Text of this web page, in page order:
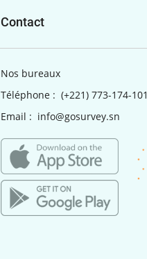
Contact
Nos bureaux
Téléphone : (+221) 773-174-101
Email : info@gosurvey.sn